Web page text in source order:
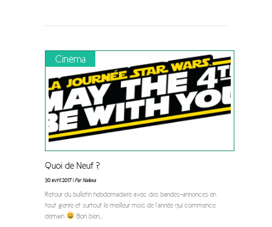
Cinéma
Quoi de Neuf ?
30 avril 2017 |Par Nalexa
Retour du bulletin hebdomadaire avec des bandes-annonces en
tout genre et surtout le meilleur mois de l’année qui commence
demain
Bon bien...